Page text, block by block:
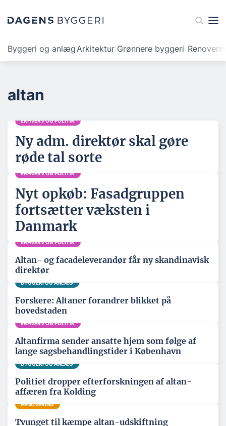
Byggeri og anlægArkitektur Grønnere byggeri
altan
ERHVERV OG POLITIK
Ny adm. direktør skal gøre
røde tal sorte
ERHVERV OG POLITIK
Nyt opkøb: Fasadgruppen
fortsætter væksten i
Danmark
ERHVERV OG POLITIK
Altan- og facadeleverandør får ny skandinavisk
direktør
BYGGERI OG ANLÆG
Forskere: Altaner forandrer blikket på
hovedstaden
ERHVERV OG POLITIK
Altanfirma sender ansatte hjem som følge af
lange sagsbehandlingstider i København
BYGGERI OG ANLÆG
Politiet dropper efterforskningen af altan-
affæren fra Kolding
RENOVERING
Tvunget til kæmpe altan-udskiftning